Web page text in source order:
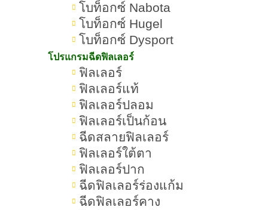
โบท็อกซ์ Nabota
โบท็อกซ์ Hugel
โบท็อกซ์ Dysport
โปรแกรมฉีดฟิลเลอร์
ฟิลเลอร์
ฟิลเลอร์แท้
ฟิลเลอร์ปลอม
ฟิลเลอร์เป็นก้อน
ฉีดสลายฟิลเลอร์
ฟิลเลอร์ใต้ตา
ฟิลเลอร์ปาก
ฉีดฟิลเลอร์ร่องแก้ม
ฉีดฟิลเลอร์คาง
เปรียบเทียบนวัตกรรรมยกกระชับ
Thermage / Ulthera / Hifu
หน้าตอบ ไม่มีไขมันทำ Thermage
ได้หรือไม่
Thermage อันตรายหรือไม่ มีผลข้าง
เคียงอะไรบ้าง
การทำ Thermage เจ็บไหม
สรุปทุกเรื่องเกี่ยวกับ Thermage